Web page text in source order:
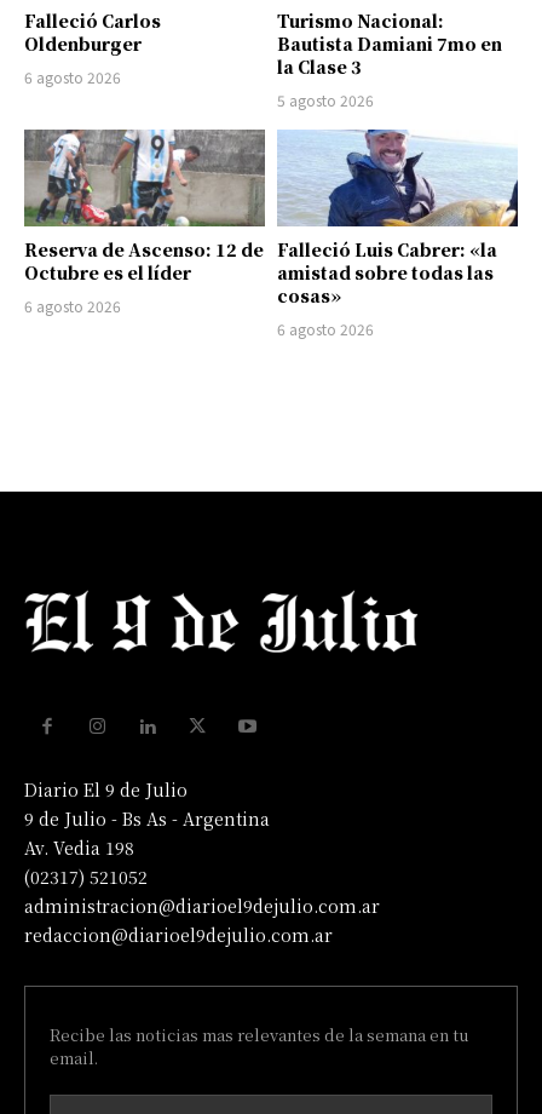
Falleció Carlos
Oldenburger
6 agosto 2026
Turismo Nacional:
Bautista Damiani 7mo en
la Clase 3
5 agosto 2026
Reserva de Ascenso: 12 de
Octubre es el líder
6 agosto 2026
Falleció Luis Cabrer: «la
amistad sobre todas las
cosas»
6 agosto 2026
Diario El 9 de Julio
9 de Julio - Bs As - Argentina
Av. Vedia 198
(02317) 521052
administracion@diarioel9dejulio.com.ar
redaccion@diarioel9dejulio.com.ar
Recibe las noticias mas relevantes de la semana en tu
email.